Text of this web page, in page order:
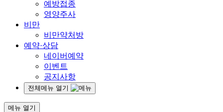
예방접종
영양주사
비만
비만약처방
예약·상담
네이버예약
이벤트
공지사항
전체메뉴 열기
메뉴 열기